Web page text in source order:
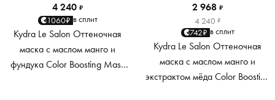
4 240 ₽
1060₽ в сплит
Kydra Le Salon Оттеночная
маска с маслом манго и
фундука Color Boosting Mask
2 968 ₽
4 240 ₽
742₽ в сплит
Kydra Le Salon Оттеночная
маска с маслом манго и
экстрактом мёда Color Boosting